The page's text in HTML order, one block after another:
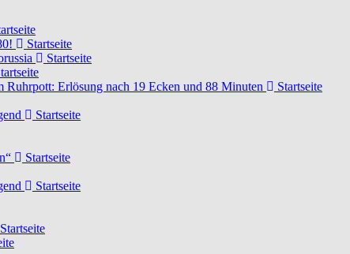
Startseite
Startseite
Ruhrpott: Erlösung nach 19 Ecken und 88 Minuten
Startseite
Startseite
Startseite
Startseite
Startseite